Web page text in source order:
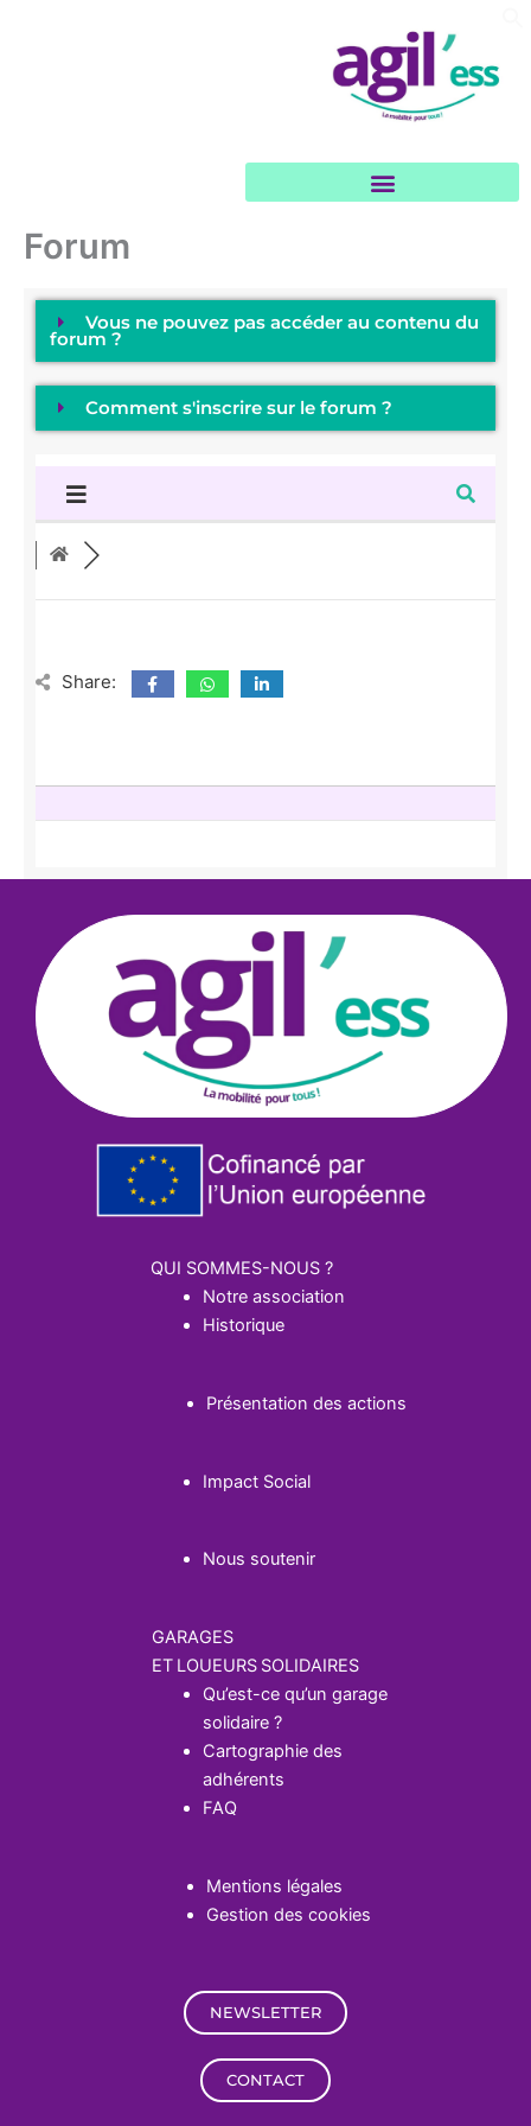
Forum
Vous ne pouvez pas accéder au contenu du
forum ?
Comment s'inscrire sur le forum ?
Share:
QUI SOMMES-NOUS ?
Notre association
Historique
Présentation des actions
Impact Social
Nous soutenir
GARAGES
ET LOUEURS SOLIDAIRES
Qu’est-ce qu’un garage
solidaire ?
Cartographie des
adhérents
FAQ
Mentions légales
Gestion des cookies
NEWSLETTER
CONTACT